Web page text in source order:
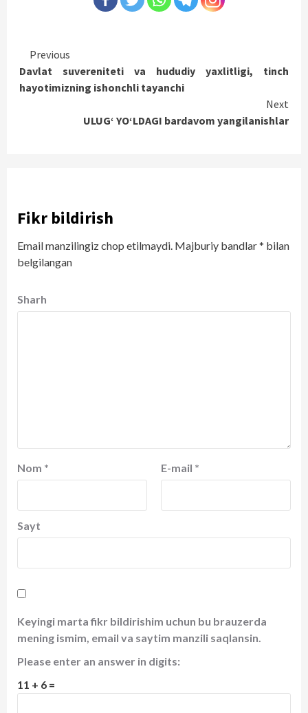
Continue
Reading
Previous
Davlat suvereniteti va hududiy yaxlitligi, tinch
hayotimizning ishonchli tayanchi
Next
ULUG‘ YO‘LDAGI bardavom yangilanishlar
Fikr bildirish
Email manzilingiz chop etilmaydi. Majburiy bandlar* bilan
belgilangan
Sharh
Nom * E-mail *
Sayt
Keyingi marta fikr bildirishim uchun bu brauzerda
mening ismim, email va saytim manzili saqlansin.
Please enter an answer in digits:
11 + 6 =